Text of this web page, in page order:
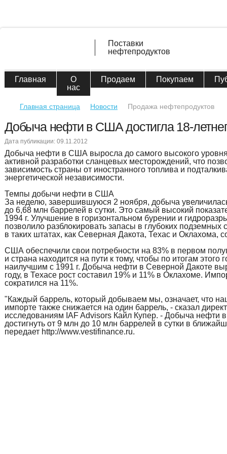
Поставки
нефтепродуктов
Главная
О
нас
Продаем Покупаем
Главная страница Новости Продажа нефтепродуктов
Добыча нефти в США достигла 18-
Дата публикации: 09.11.2012
Добыча нефти в США выросла до самого высокого
активной разработки сланцевых месторождений, что
зависимость страны от иностранного топлива и
энергетической независимости.
Темпы добычи нефти в США
За неделю, завершившуюся 2 ноября, добыча
до 6,68 млн баррелей в сутки. Это самый высокий
1994 г. Улучшение в горизонтальном бурении и
позволило разблокировать запасы в глубоких
в таких штатах, как Северная Дакота, Техас и Оклахома,
США обеспечили свои потребности на 83% в первом
и страна находится на пути к тому, чтобы по итогам этого
наилучшим с 1991 г. Добыча нефти в Северной Дакоте
году, в Техасе рост составил 19% и 11% в Оклахоме.
сократился на 11%.
"Каждый баррель, который добываем мы, означает, что
импорте также снижается на один баррель, - сказал
исследованиям IAF Advisors Кайл Купер. - Добыча нефти
достигнуть от 9 млн до 10 млн баррелей в сутки в
передает http://www.vestifinance.ru.